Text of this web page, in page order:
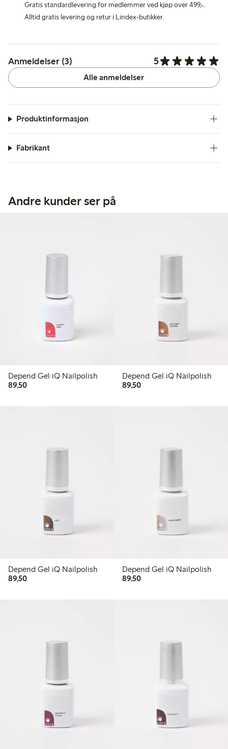
Gratis standardlevering for medlemmer ved kjøp over 499,-.
Alltid gratis levering og retur i Lindex-butikker.
Anmeldelser (3) 5
Alle anmeldelser
Produktinformasjon
Fabrikant
Andre kunder ser på
Depend Gel iQ Nailpolish
89,5089,50 kr
Depend Gel iQ Nailpolish
89,5089,50 kr
Depend Gel iQ Nailpolish
89,5089,50 kr
Depend Gel iQ Nailpolish
89,5089,50 kr